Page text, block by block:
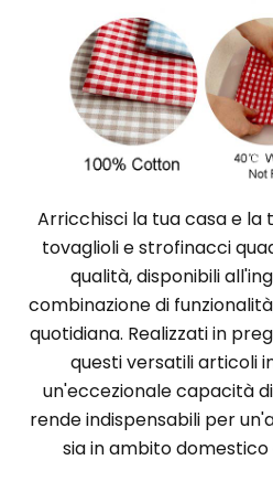
Arricchisci la tua casa e la
tovaglioli e strofinacci
qualità, disponibili
combinazione di
quotidiana. Realizzati in
questi versatili articoli
un'eccezionale capacità
rende indispensabili per
sia in ambito